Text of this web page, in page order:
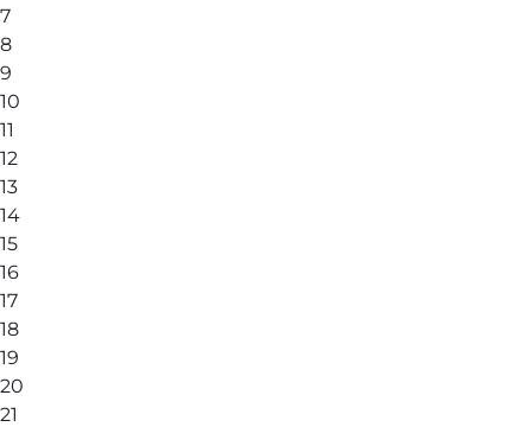
7
8
9
10
11
12
13
14
15
16
17
18
19
20
21